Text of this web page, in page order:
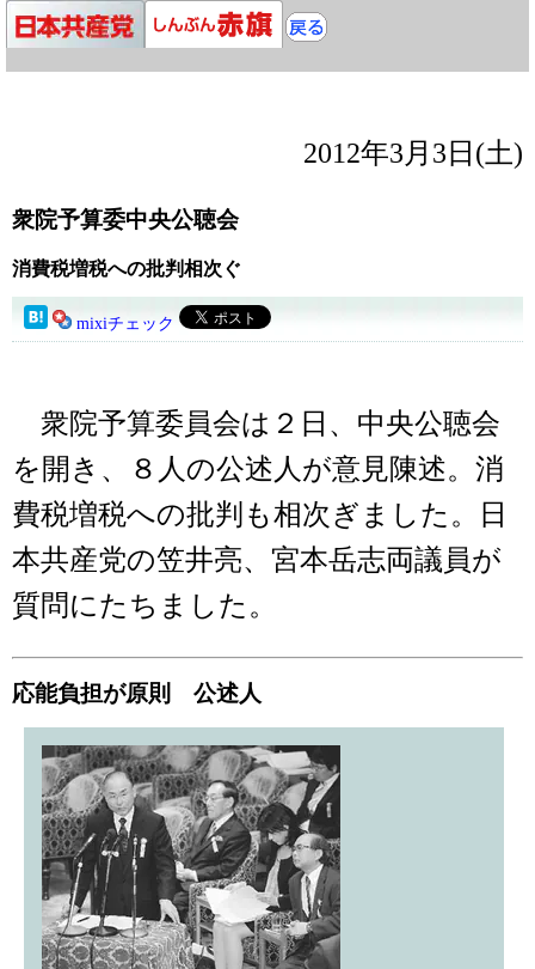
2012年3月3日(土)
衆院予算委中央公聴会
消費税増税への批判相次ぐ
mixiチェック
衆院予算委員会は２日、中央公聴会
を開き、８人の公述人が意見陳述。消
費税増税への批判も相次ぎました。日
本共産党の笠井亮、宮本岳志両議員が
質問にたちました。
応能負担が原則 公述人